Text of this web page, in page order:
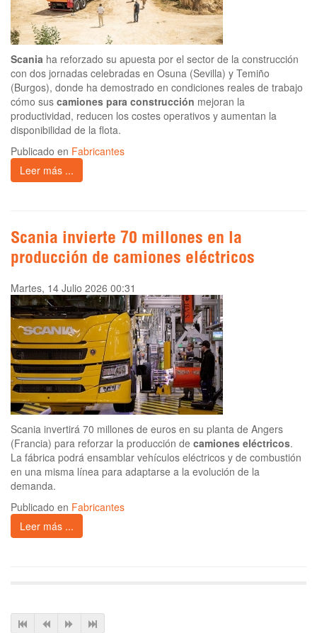
Scania ha reforzado su apuesta por el sector de la construcción
con dos jornadas celebradas en Osuna (Sevilla) y Temiño
(Burgos), donde ha demostrado en condiciones reales de trabajo
cómo sus camiones para construcción mejoran la
productividad, reducen los costes operativos y aumentan la
disponibilidad de la flota.
Publicado en Fabricantes
Leer más ...
Scania invierte 70 millones en la
producción de camiones eléctricos
Martes, 14 Julio 2026 00:31
Scania invertirá 70 millones de euros en su planta de Angers
(Francia) para reforzar la producción de camiones eléctricos.
La fábrica podrá ensamblar vehículos eléctricos y de combustión
en una misma línea para adaptarse a la evolución de la
demanda.
Publicado en Fabricantes
Leer más ...